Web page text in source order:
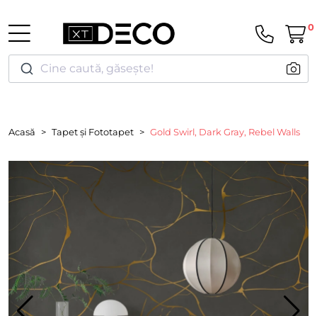
Cine caută, găsește!
0
Acasă Tapet și Fototapet Gold Swirl, Dark Gray, Rebel Walls